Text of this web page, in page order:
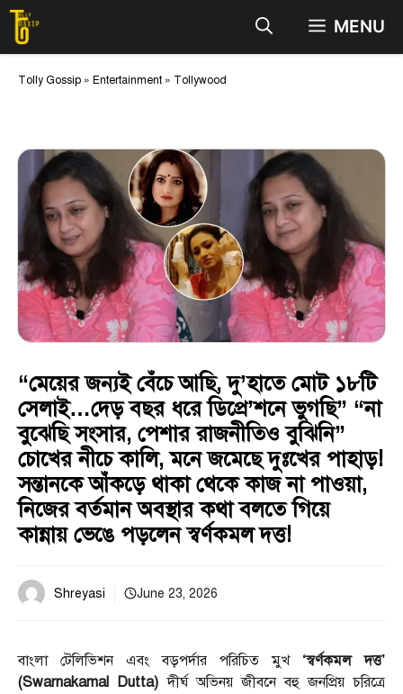
Skip
content
MENU
Tolly Gossip » Entertainment » Tollywood
“মেয়ের জন্যই বেঁচে আছি, দু’হাতে মোট ১৮টি
সেলাই…দেড় বছর ধরে ডিপ্রে’শনে ভুগছি” “না
বুঝেছি সংসার, পেশার রাজনীতিও বুঝিনি”
চোখের নীচে কালি, মনে জমেছে দুঃখের পাহাড়!
সন্তানকে আঁকড়ে থাকা থেকে কাজ না পাওয়া,
নিজের বর্তমান অবস্থার কথা বলতে গিয়ে
কান্নায় ভেঙে পড়লেন স্বর্ণকমল দত্ত!
Shreyasi June 23, 2026
বাংলা টেলিভিশন এবং বড়পর্দার পরিচিত মুখ ‘স্বর্ণকমল দত্ত’
(Swarnakamal Dutta) দীর্ঘ অভিনয় জীবনে বহু জনপ্রিয় চরিত্রে